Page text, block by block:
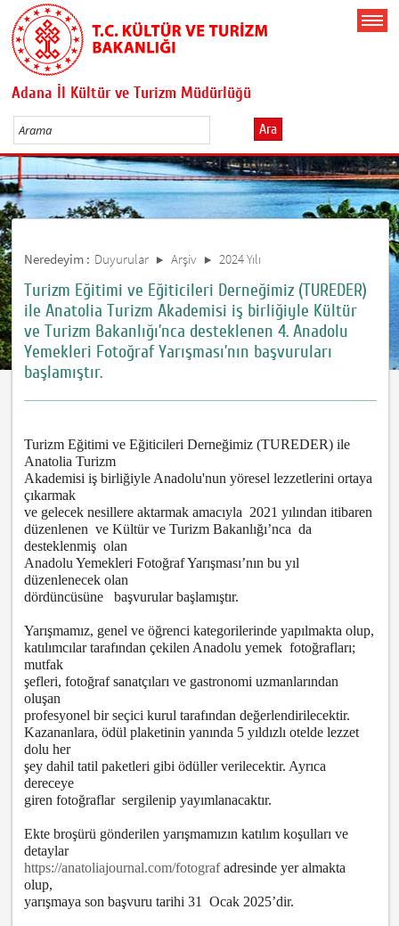
Adana İl Kültür ve Turizm Müdürlüğü
Ara
Neredeyim : Duyurular Arşiv 2024 Yılı
Turizm Eğitimi ve Eğiticileri Derneğimiz (TUREDER)
ile Anatolia Turizm Akademisi iş birliğiyle Kültür
ve Turizm Bakanlığı’nca desteklenen 4. Anadolu
Yemekleri Fotoğraf Yarışması’nın başvuruları
başlamıştır.
Turizm Eğitimi ve Eğiticileri Derneğimiz (TUREDER) ile
Anatolia Turizm
Akademisi iş birliğiyle Anadolu'nun yöresel lezzetlerini ortaya
çıkarmak
ve gelecek nesillere aktarmak amacıyla 2021 yılından itibaren
düzenlenen ve Kültür ve Turizm Bakanlığı’nca da
desteklenmiş olan
Anadolu Yemekleri Fotoğraf Yarışması’nın bu yıl
düzenlenecek olan
dördüncüsüne başvurular başlamıştır.
Yarışmamız, genel ve öğrenci kategorilerinde yapılmakta olup,
katılımcılar tarafından çekilen Anadolu yemek fotoğrafları;
mutfak
şefleri, fotoğraf sanatçıları ve gastronomi uzmanlarından
oluşan
profesyonel bir seçici kurul tarafından değerlendirilecektir.
Kazananlara, ödül plaketinin yanında 5 yıldızlı otelde lezzet
dolu her
şey dahil tatil paketleri gibi ödüller verilecektir. Ayrıca
dereceye
giren fotoğraflar sergilenip yayımlanacaktır.
Ekte broşürü gönderilen yarışmamızın katılım koşulları ve
detaylar
https://anatoliajournal.com/fotografadresinde yer almakta
olup,
yarışmaya son başvuru tarihi 31 Ocak 2025’dir.